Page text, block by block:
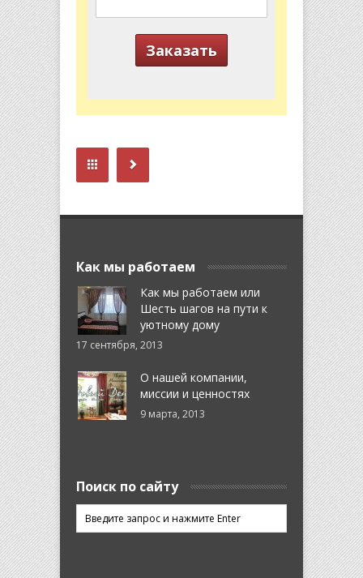
Как мы работаем
Как мы работаем или
Шесть шагов на пути к
уютному дому
17 сентября, 2013
О нашей компании,
миссии и ценностях
9 марта, 2013
Поиск по сайту